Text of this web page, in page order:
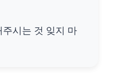
시는 것 잊지 마